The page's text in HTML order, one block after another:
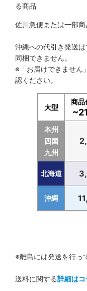
る商品
佐川急便または一部商
沖縄への代引き発送は
同梱できません。
※「お届けできません
認ください。
大型
商品
本州
四国
九州
北海道
沖縄
※離島には発送を行っ
送料に関する詳細はコ